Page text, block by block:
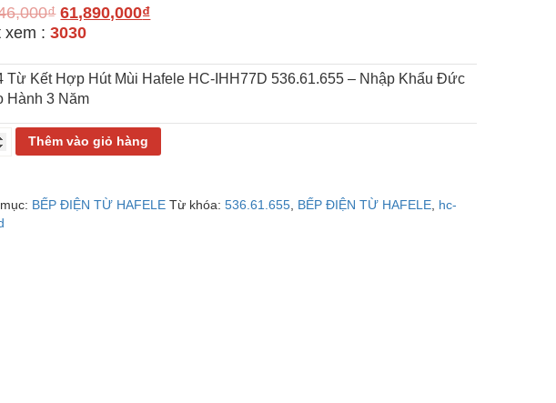
₫ 61,890,000₫
: 3030
Từ Kết Hợp Hút Mùi Hafele HC-IHH77D 536.61.655 – Nhập Khẩu Đức
Hành 3 Năm
Thêm vào giỏ hàng
BẾP ĐIỆN TỪ HAFELE Từ khóa:536.61.655 BẾP ĐIỆN TỪ HAFELE hc-